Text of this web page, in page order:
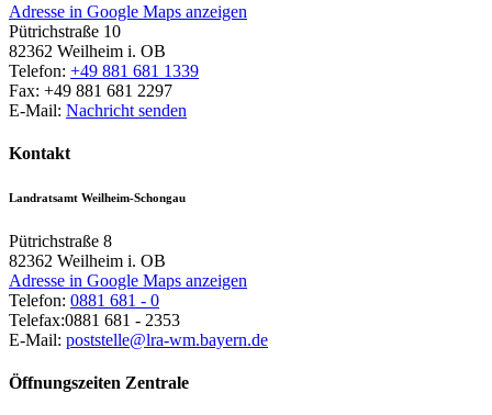
Adresse in Google Maps anzeigen
Pütrichstraße 10
82362 Weilheim i. OB
Telefon: +49 881 681 1339
Fax: +49 881 681 2297
E-Mail: Nachricht senden
Kontakt
Landratsamt Weilheim-Schongau
Pütrichstraße 8
82362 Weilheim i. OB
Adresse in Google Maps anzeigen
Telefon: 0881 681 - 0
Telefax:0881 681 - 2353
E-Mail: poststelle@lra-wm.bayern.de
Öffnungszeiten Zentrale